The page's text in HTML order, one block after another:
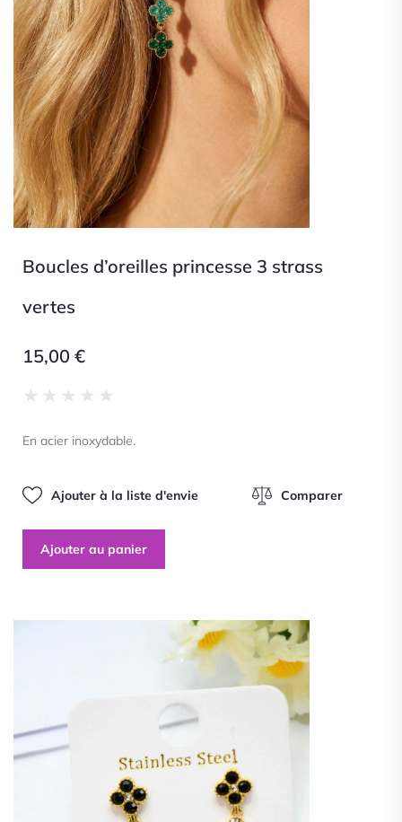
Boucles d’oreilles princesse 3 strass
vertes
15,00 €
★ ★ ★ ★ ★
sur
5
En acier inoxydable.
Ajouter à la liste d'envie Comparer
Ajouter au panier